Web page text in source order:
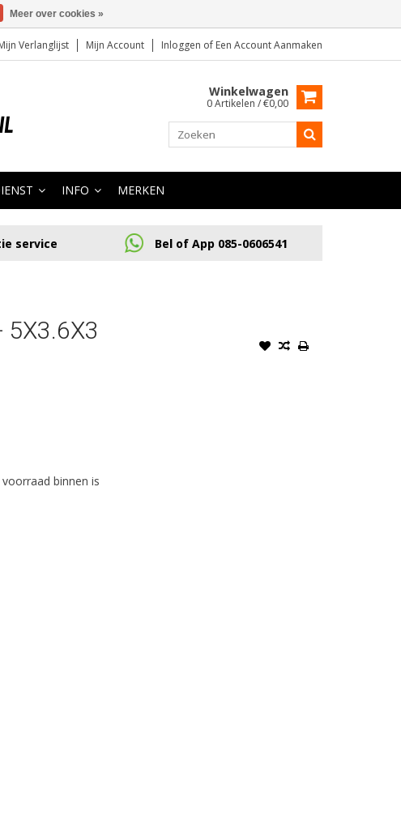
Verlanglijst Mijn Account Inloggen of Een Account Aanmaken
Winkelwagen
0 Artikelen / €0,00
INFO MERKEN
service Bel of App 085-0606541
5X3.6X3
binnen is
Meer over cookies »